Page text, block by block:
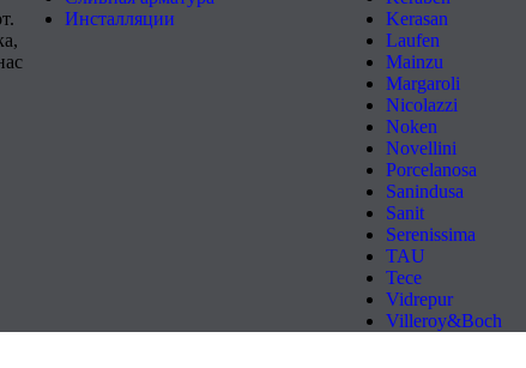
Инсталляции
Kerasan
Laufen
Mainzu
Margaroli
Nicolazzi
Noken
Novellini
Porcelanosa
Sanindusa
Sanit
Serenissima
TAU
Tece
Vidrepur
Villeroy&Boch